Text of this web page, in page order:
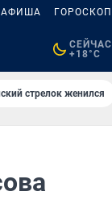
АФИША ГОРОСКОП
СЕЙЧАС
+18°C
стрелок женился